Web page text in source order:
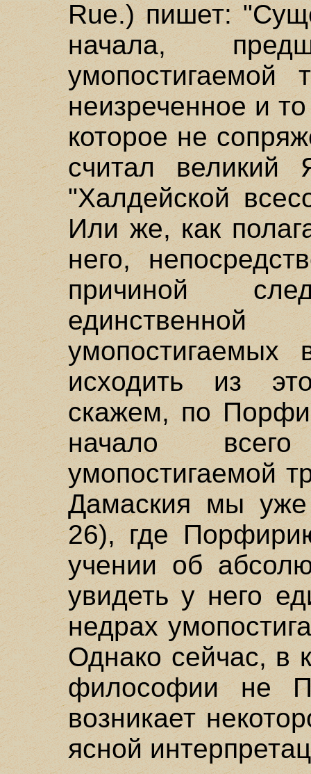
Rue.) пишет:
начала,
умопостигаемой
неизреченное и
которое не
считал великий
"Халдейской
Или же, как
него,
причиной
исходить из
скажем, по
начало
умопостигаемой
Дамаския мы
26), где
учении об
увидеть у него
недрах
Однако сейчас, в
философии не
возникает
ясной